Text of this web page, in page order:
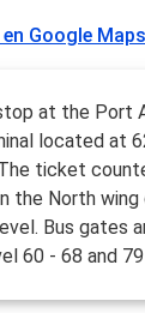
Google Maps
at the Port
located at
ticket
the North wing
Bus gates
60 - 68 and